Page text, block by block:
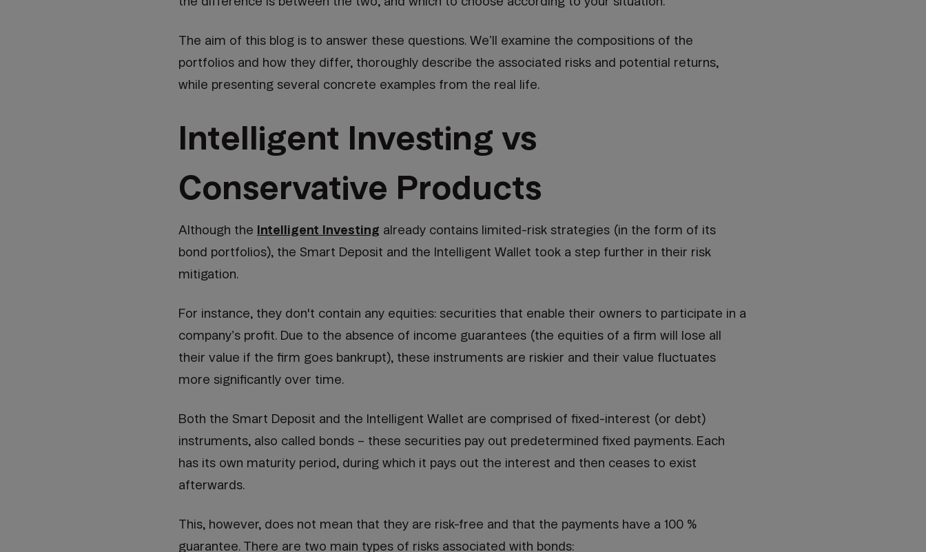
The aim of this blog is to answer these questions. We’ll examine the compositions of the
portfolios and how they differ, thoroughly describe the associated risks and potential returns,
while presenting several concrete examples from the real life.
Intelligent Investing vs
Conservative Products
Although the Intelligent Investing already contains limited-risk strategies (in the form of its
bond portfolios), the Smart Deposit and the Intelligent Wallet took a step further in their risk
mitigation.
For instance, they don't contain any equities: securities that enable their owners to participate in a
company’s profit. Due to the absence of income guarantees (the equities of a firm will lose all
their value if the firm goes bankrupt), these instruments are riskier and their value fluctuates
more significantly over time.
Both the Smart Deposit and the Intelligent Wallet are comprised of fixed-interest (or debt)
instruments, also called bonds – these securities pay out predetermined fixed payments. Each
has its own maturity period, during which it pays out the interest and then ceases to exist
afterwards.
This, however, does not mean that they are risk-free and that the payments have a 100 %
guarantee. There are two main types of risks associated with bonds: